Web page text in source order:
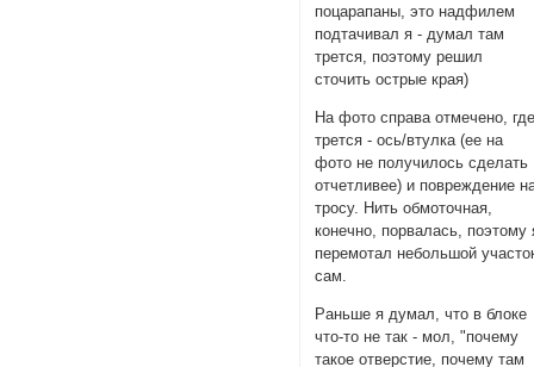
поцарапаны, это надфилем
подтачивал я - думал там
трется, поэтому решил
сточить острые края)
На фото справа отмечено,
трется - ось/втулка (ее на
фото не получилось сделать
отчетливее) и повреждение
тросу. Нить обмоточная,
конечно, порвалась, поэтому
перемотал небольшой
сам.
Раньше я думал, что в блоке
что-то не так - мол, "почему
такое отверстие, почему там